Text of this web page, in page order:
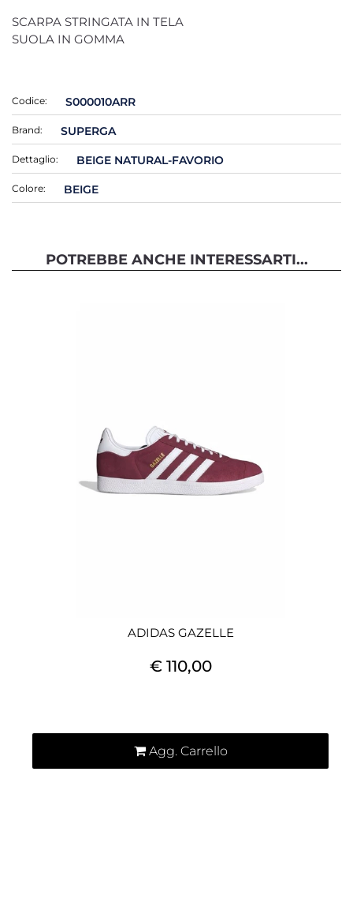
SCARPA STRINGATA IN TELA
SUOLA IN GOMMA
Codice: S000010ARR
Brand: SUPERGA
Dettaglio: BEIGE NATURAL-FAVORIO
Colore: BEIGE
POTREBBE ANCHE INTERESSARTI...
ADIDAS GAZELLE
€ 110,00
Agg. Carrello